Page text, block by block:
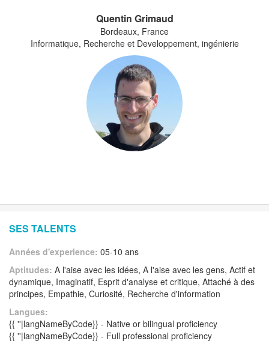
Quentin Grimaud
Bordeaux, France
Informatique, Recherche et Developpement, ingénierie
SES TALENTS
Années d'experience: 05-10 ans
Aptitudes: A l'aise avec les idées, A l'aise avec les gens, Actif et
dynamique, Imaginatif, Esprit d'analyse et critique, Attaché à des
principes, Empathie, Curiosité, Recherche d'information
Langues:
{{ ''|langNameByCode}} - Native or bilingual proficiency
{{ ''|langNameByCode}} - Full professional proficiency